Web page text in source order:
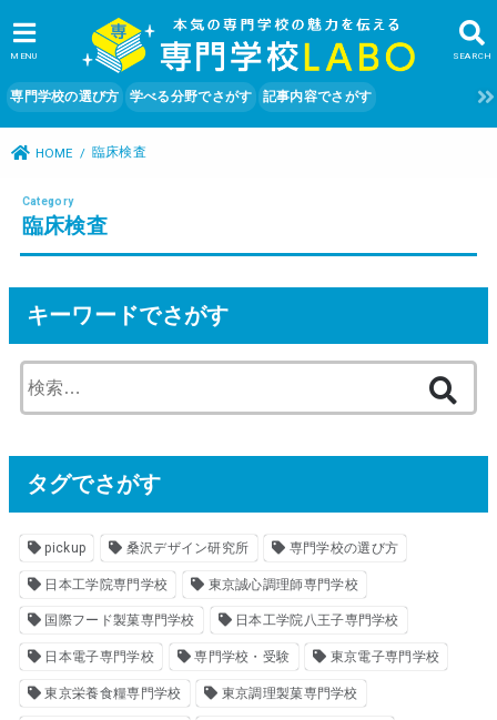
SEARCH
MENU
専門学校の選び方 学べる分野でさがす 記事内容でさがす
HOME 臨床検査
臨床検査
キーワードでさがす
索
タグでさがす
pickup 桑沢デザイン研究所 専門学校の選び方
日本工学院専門学校 東京誠心調理師専門学校
国際フード製菓専門学校 日本工学院八王子専門学校
日本電子専門学校 専門学校・受験 東京電子専門学校
東京栄養食糧専門学校 東京調理製菓専門学校